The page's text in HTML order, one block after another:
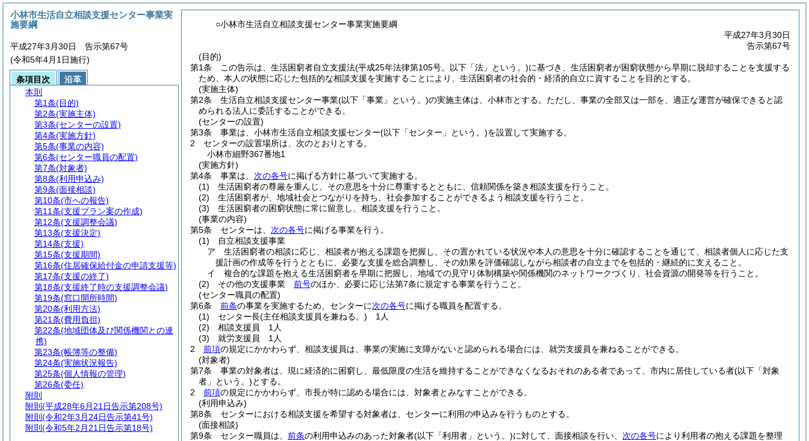
○小林市生活自立相談支援センター事業実施要綱
平成27年3月30日
告示第67号
(目的)
第1条
この告示は、生活困窮者自立支援法(平成25年法律第105号。以下「法」という。)に基づき、生活困窮者が困窮状態から早期に脱却することを支援する
ため、本人の状態に応じた包括的な相談支援を実施することにより、生活困窮者の社会的・経済的自立に資することを目的とする。
(実施主体)
第2条
生活自立相談支援センター事業(以下「事業」という。)の実施主体は、小林市とする。 ただし、事業の全部又は一部を、適正な運営が確保できると認
められる法人に委託することができる。
(センターの設置)
第3条
事業は、小林市生活自立相談支援センター(以下「センター」という。)を設置して実施する。
2
センターの設置場所は、次のとおりとする。
小林市細野367番地1
(実施方針)
第4条
事業は、 次の各号に掲げる方針に基づいて実施する。
(1)
生活困窮者の尊厳を重んじ、その意思を十分に尊重するとともに、信頼関係を築き相談支援を行うこと。
(2)
生活困窮者が、地域社会とつながりを持ち、社会参加することができるよう相談支援を行うこと。
(3)
生活困窮者の困窮状態に常に留意し、相談支援を行うこと。
(事業の内容)
第5条
センターは、 次の各号に掲げる事業を行う。
(1)
自立相談支援事業
ア
生活困窮者の相談に応じ、相談者が抱える課題を把握し、その置かれている状況や本人の意思を十分に確認することを通じて、相談者個人に応じた支
援計画の作成等を行うとともに、必要な支援を総合調整し、その効果を評価確認しながら相談者の自立までを包括的・継続的に支えること。
イ
複合的な課題を抱える生活困窮者を早期に把握し、地域での見守り体制構築や関係機関のネットワークづくり、社会資源の開発等を行うこと。
(2)
その他の支援事業 前号のほか、必要に応じ法第7条に規定する事業を行うこと。
(センター職員の配置)
第6条
前条の事業を実施するため、センターに次の各号に掲げる職員を配置する。
(1)
センター長(主任相談支援員を兼ねる。) 1人
(2)
相談支援員 1人
(3)
就労支援員 1人
2
前項の規定にかかわらず、相談支援員は、事業の実施に支障がないと認められる場合には、就労支援員を兼ねることができる。
(対象者)
第7条
事業の対象者は、現に経済的に困窮し、最低限度の生活を維持することができなくなるおそれのある者であって、市内に居住している者(以下「対象
者」という。)とする。
2
前項の規定にかかわらず、市長が特に認める場合には、対象者とみなすことができる。
(利用申込み)
第8条
センターにおける相談支援を希望する対象者は、センターに利用の申込みを行うものとする。
(面接相談)
第9条
センター職員は、 前条の利用申込みのあった対象者(以下「利用者」という。)に対して、面接相談を行い、 次の各号により利用者の抱える課題を整理
小林市生活自立相談支援センター事業実
施要綱
平成27年3月30日 告示第67号
(令和5年4月1日施行)
条項目次
沿革
本則
第1条(目的)
第2条(実施主体)
第3条(センターの設置)
第4条(実施方針)
第5条(事業の内容)
第6条(センター職員の配置)
第7条(対象者)
第8条(利用申込み)
第9条(面接相談)
第10条(市への報告)
第11条(支援プラン案の作成)
第12条(支援調整会議)
第13条(支援決定)
第14条(支援)
第15条(支援期間)
第16条(住居確保給付金の申請支援等)
第17条(支援の終了)
第18条(支援終了時の支援調整会議)
第19条(窓口開所時間)
第20条(利用方法)
第21条(費用負担)
第22条(地域団体及び関係機関との連
携)
第23条(帳簿等の整備)
第24条(実施状況報告)
第25条(個人情報の管理)
第26条(委任)
附則
附則 (平成28年6月21日告示第208号)
附則 (令和2年3月24日告示第41号)
附則 (令和5年2月21日告示第18号)